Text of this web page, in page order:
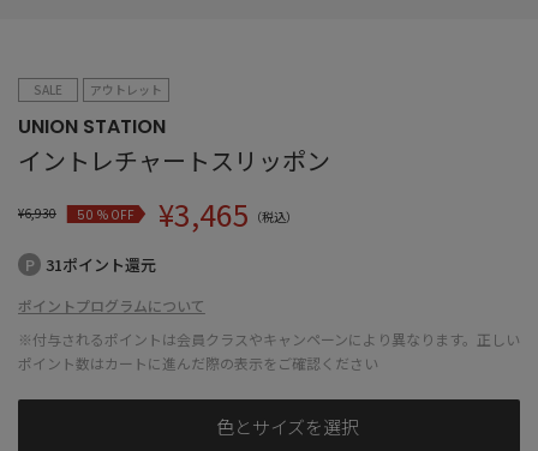
SALE アウトレット
UNION STATION
イントレチャートスリッポン
¥6,930 50% OFF ¥3,465 （税込）
31ポイント還元
ポイントプログラムについて
※付与されるポイントは会員クラスやキャンペーンにより異なります。正しい
ポイント数はカートに進んだ際の表示をご確認ください
色とサイズを選択